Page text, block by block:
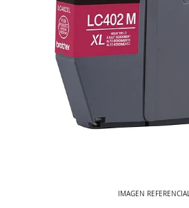
IMAGEN REFERENCIAL